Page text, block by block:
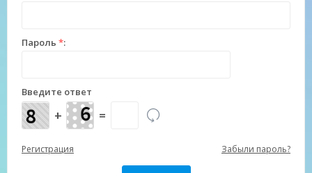
Пароль *:
Введите ответ
+ =
Регистрация Забыли пароль?